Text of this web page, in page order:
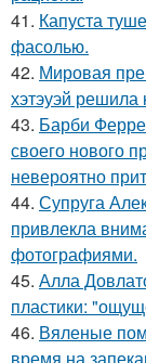
41. Капуста
фасолью.
42. Мировая
хэтэуэй решила
43. Барби
своего нового
невероятно
44. Супруга
привлекла
фотографиями.
45. Алла
пластики:
46. Вяленые